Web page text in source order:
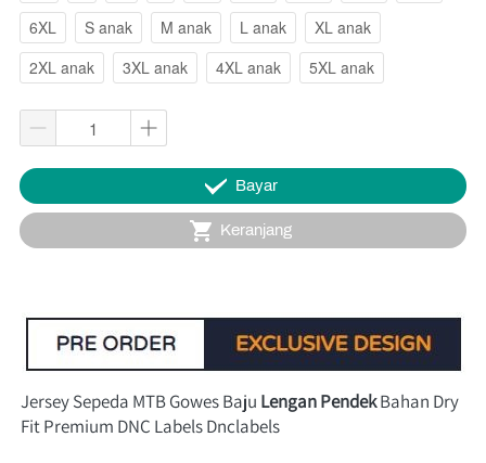
6XL
S anak M anak L anak
XL anak
2XL anak
3XL anak 4XL anak 5XL anak
` Bayar
` Keranjang
Jersey Sepeda MTB Gowes Baju Lengan Pendek Bahan Dry
Fit Premium DNC Labels Dnclabels